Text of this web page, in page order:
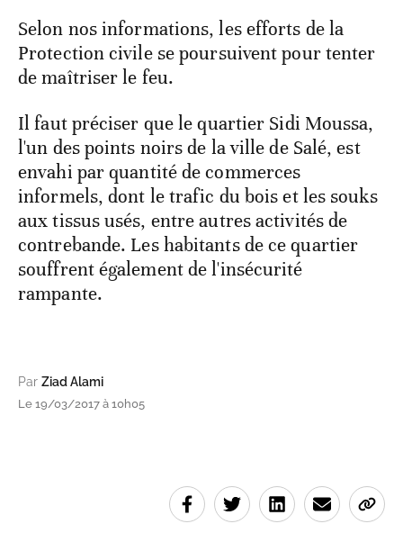
Selon nos informations, les efforts de la
Protection civile se poursuivent pour tenter
de maîtriser le feu.
Il faut préciser que le quartier Sidi Moussa,
l'un des points noirs de la ville de Salé, est
envahi par quantité de commerces
informels, dont le trafic du bois et les souks
aux tissus usés, entre autres activités de
contrebande. Les habitants de ce quartier
souffrent également de l'insécurité
rampante.
Par Ziad Alami
Le 19/03/2017 à 10h05